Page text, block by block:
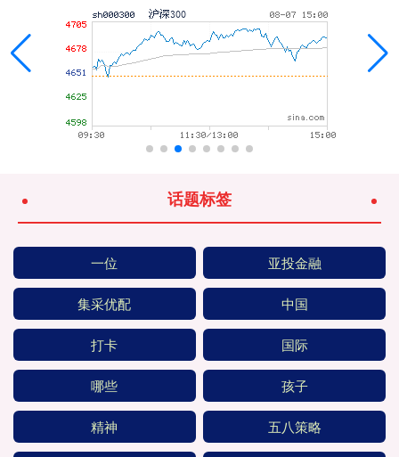
话题标签
一位 亚投金融
集采优配 中国
打卡 国际
哪些 孩子
精神 五八策略